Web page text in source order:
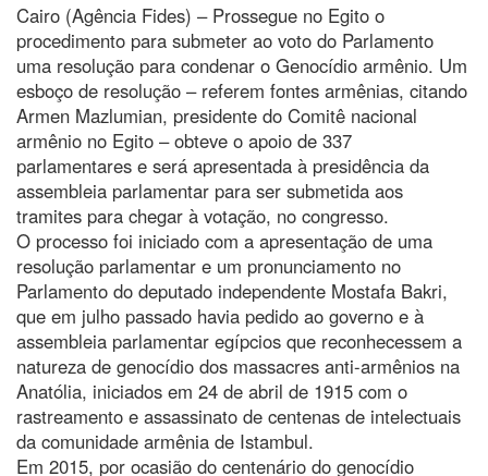
Cairo (Agência Fides) – Prossegue no Egito o
procedimento para submeter ao voto do Parlamento
uma resolução para condenar o Genocídio armênio. Um
esboço de resolução – referem fontes armênias, citando
Armen Mazlumian, presidente do Comitê nacional
armênio no Egito – obteve o apoio de 337
parlamentares e será apresentada à presidência da
assembleia parlamentar para ser submetida aos
tramites para chegar à votação, no congresso.
O processo foi iniciado com a apresentação de uma
resolução parlamentar e um pronunciamento no
Parlamento do deputado independente Mostafa Bakri,
que em julho passado havia pedido ao governo e à
assembleia parlamentar egípcios que reconhecessem a
natureza de genocídio dos massacres anti-armênios na
Anatólia, iniciados em 24 de abril de 1915 com o
rastreamento e assassinato de centenas de intelectuais
da comunidade armênia de Istambul.
Em 2015, por ocasião do centenário do genocídio